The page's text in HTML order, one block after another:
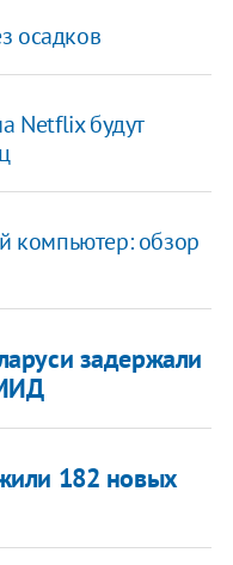
осадков
Netflix будут
обзор
задержали
182 новых